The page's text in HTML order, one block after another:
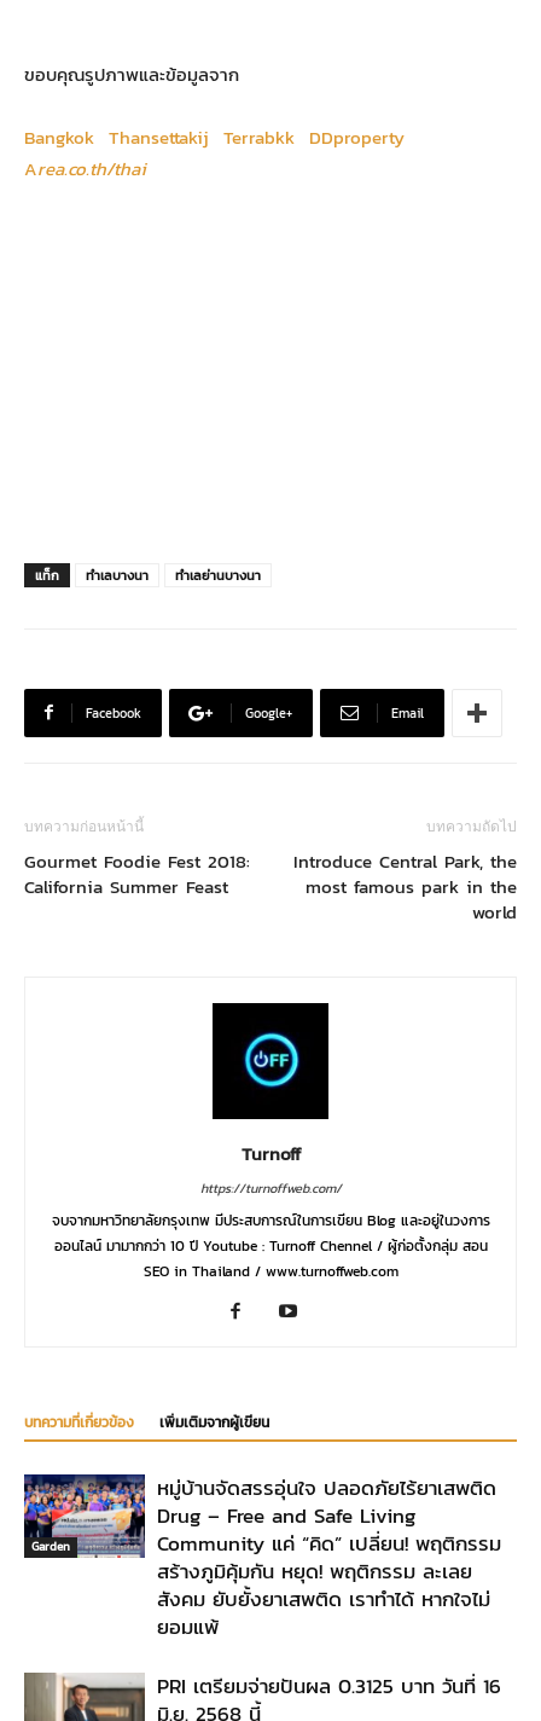
ขอบคุณรูปภาพและข้อมูลจาก
Bangkok Thansettakij Terrabkk DDproperty
Area.co.th/thai
แท็ก ทำเลบางนา ทำเลย่านบางนา
Facebook Google+ Email
บทความก่อนหน้านี้
Gourmet Foodie Fest 2018:
California Summer Feast
บทความถัดไป
Introduce Central Park, the
most famous park in the
world
Turnoff
https://turnoffweb.com/
จบจากมหาวิทยาลัยกรุงเทพ มีประสบการณ์ในการเขียน Blog และอยู่ในวงการ
ออนไลน์ มามากกว่า 10 ปี Youtube : Turnoff Chennel / ผู้ก่อตั้งกลุ่ม สอน
SEO in Thailand / www.turnoffweb.com
บทความที่เกี่ยวข้อง เพิ่มเติมจากผู้เขียน
Garden
หมู่บ้านจัดสรรอุ่นใจ ปลอดภัยไร้ยาเสพติด
Drug – Free and Safe Living
Community แค่ “คิด” เปลี่ยน! พฤติกรรม
สร้างภูมิคุ้มกัน หยุด! พฤติกรรม ละเลย
สังคม ยับยั้งยาเสพติด เราทำได้ หากใจไม่
ยอมแพ้
PRI เตรียมจ่ายปันผล 0.3125 บาท วันที่ 16
มิ.ย. 2568 นี้